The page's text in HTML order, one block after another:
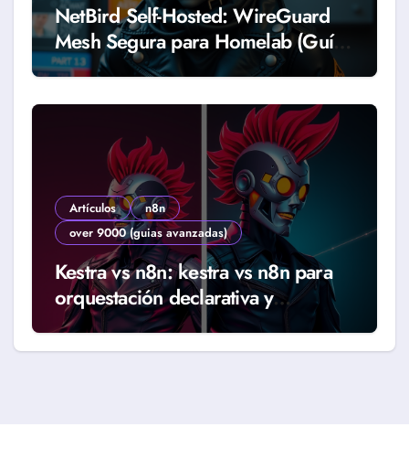
NetBird Self-Hosted: WireGuard
Mesh Segura para Homelab (Guía
2026)
Artículos
n8n
over 9000 (guias avanzadas)
Kestra vs n8n: kestra vs n8n para
orquestación declarativa y
workflows reales (Guía 2026)